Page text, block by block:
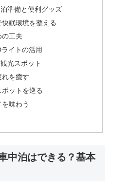
準備と便利グッズ
眠環境を整える
工夫
イトの活用
光スポット
を癒す
ットを巡る
味わう
中泊はできる？基本